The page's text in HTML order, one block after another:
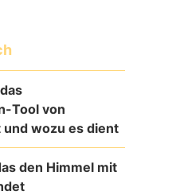
Tool von
und wozu es dient
den Himmel mit